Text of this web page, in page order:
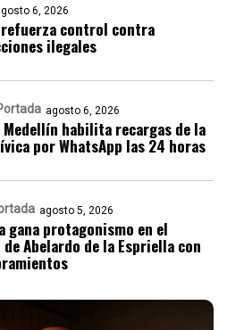
6, 2026
control contra
ilegales
agosto 6, 2026
Medellín habilita recargas de la
por WhatsApp las 24 horas
agosto 5, 2026
gana protagonismo en el
Abelardo de la Espriella con